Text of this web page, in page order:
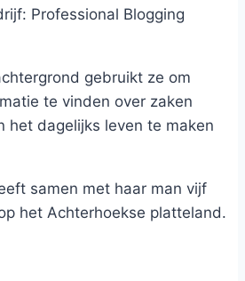
Professional Blogging
gebruikt ze om
te vinden over zaken
het dagelijks leven te maken
samen met haar man vijf
het Achterhoekse platteland.